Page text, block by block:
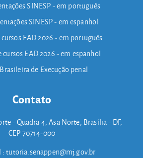
SINESP - em português
SINESP - em espanhol
EAD 2026 - em português
EAD 2026 - em espanhol
de Execução penal
Contato
- Quadra 4, Asa Norte, Brasília - DF,
CEP 70714-000
:tutoria.senappen@mj.gov.br